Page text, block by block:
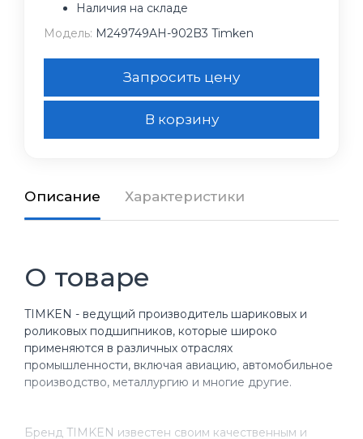
Наличия на складе
Модель: M249749AH-902B3 Timken
Запросить цену
В корзину
Описание Характеристики
О товаре
TIMKEN - ведущий производитель шариковых и
роликовых подшипников, которые широко
применяются в различных отраслях
промышленности, включая авиацию, автомобильное
производство, металлургию и многие другие.
Бренд TIMKEN известен своим качественным и